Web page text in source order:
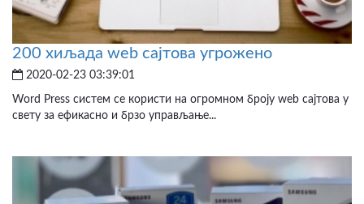
200 хиљада web сајтова угрожено
2020-02-23 03:39:01
Word Press систем се користи на огромном броју web сајтова у
свету за ефикасно и брзо управљање...